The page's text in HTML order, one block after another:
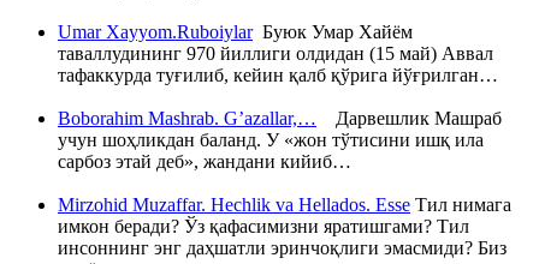
Umar Xayyom.RuboiylarБуюк Умар Хайём
таваллудининг 970 йиллиги олдидан (15 май) Аввал
тафаккурда туғилиб, кейин қалб қўрига йўғрилган…
Boborahim Mashrab. G’azallar,… Дарвешлик Машраб
учун шоҳликдан баланд. У «жон тўтисини ишқ ила
сарбоз этай деб», жандани кийиб…
Mirzohid Muzaffar. Hechlik va Hellados. Esse Тил нимага
имкон беради? Ўз қафасимизни яратишгами? Тил
инсоннинг энг даҳшатли эринчоқлиги эмасмиди? Биз